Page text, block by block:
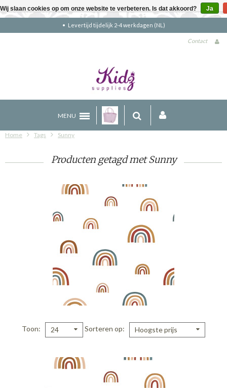
Gratis verzending boven €90 (NL)
Contact
MENU
Home Tags Sunny
Producten getagd met Sunny
Toon 24 Sorteren op Hoogste prijs
Wij slaan cookies op om onze website te verbeteren. Is dat akkoord? Ja